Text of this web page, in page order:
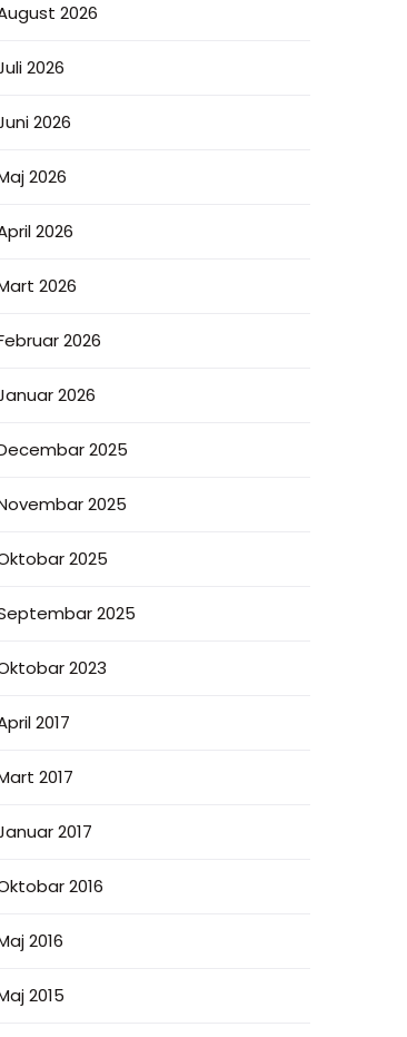
2026
2026
2026
2026
2026
2026
2026
2026
2025
2025
2025
2025
2023
2017
2017
2017
2016
2016
2015